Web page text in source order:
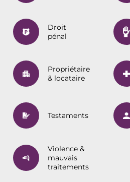
Droit
pénal
Propriétaire
& locataire
Testaments
Violence &
mauvais
traitements